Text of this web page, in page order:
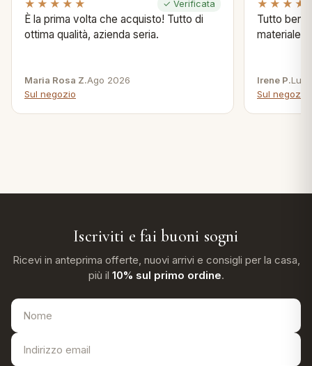
★★★★★ ✓ Verificata
È la prima volta che acquisto! Tutto di
ottima qualità, azienda seria.
Maria Rosa Z.Ago 2026
Sul negozio
Tutto bene
materiale .
Irene P.Lug
Sul negozio
Iscriviti e fai buoni sogni
Ricevi in anteprima offerte, nuovi arrivi e consigli per la casa,
più il 10% sul primo ordine.